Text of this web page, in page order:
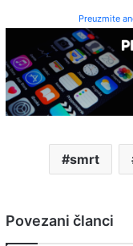
Preuzmite
smrt
Povezani članci